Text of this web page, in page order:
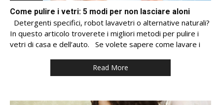
Come pulire i vetri: 5 modi per non lasciare aloni
Detergenti specifici, robot lavavetri o alternative naturali?
In questo articolo troverete i migliori metodi per pulire i
vetri di casa e dell’auto. Se volete sapere come lavare i
Read More